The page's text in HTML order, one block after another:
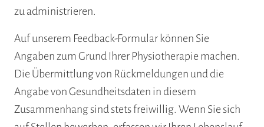
zu administrieren.
Auf unserem Feedback-Formular können Sie
Angaben zum Grund Ihrer Physiotherapie machen.
Die Übermittlung von Rückmeldungen und die
Angabe von Gesundheitsdaten in diesem
Zusammenhang sind stets freiwillig. Wenn Sie sich